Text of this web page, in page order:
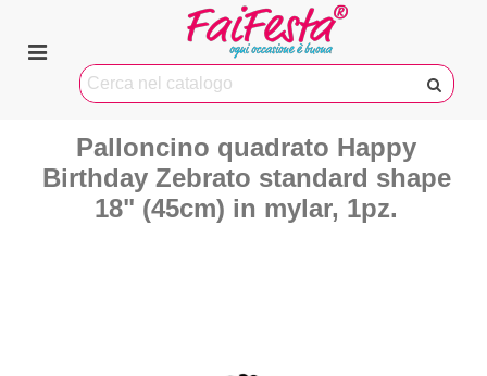
Palloncino quadrato Happy
Birthday Zebrato standard shape
18" (45cm) in mylar, 1pz.